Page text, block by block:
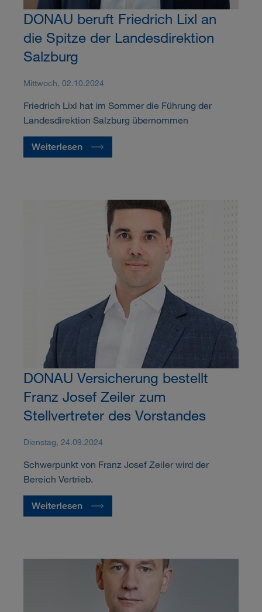
DONAU beruft Friedrich Lixl an
die Spitze der Landesdirektion
Salzburg
Mittwoch, 02.10.2024
Friedrich Lixl hat im Sommer die Führung der
Landesdirektion Salzburg übernommen
Weiterlesen
DONAU Versicherung bestellt
Franz Josef Zeiler zum
Stellvertreter des Vorstandes
Dienstag, 24.09.2024
Schwerpunkt von Franz Josef Zeiler wird der
Bereich Vertrieb.
Weiterlesen